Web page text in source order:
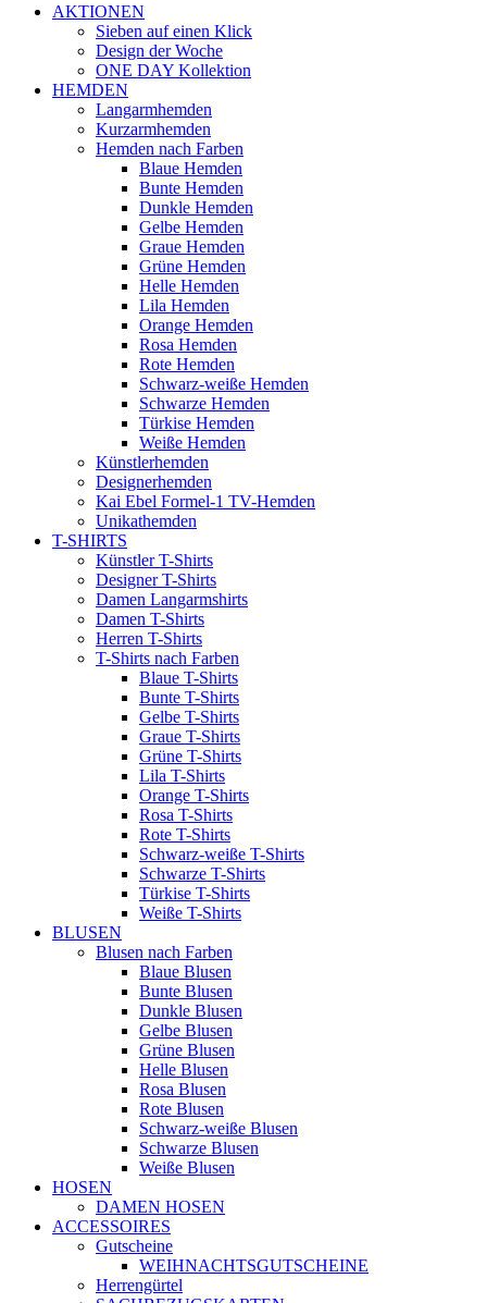
AKTIONEN
Sieben auf einen Klick
Design der Woche
ONE DAY Kollektion
HEMDEN
Langarmhemden
Kurzarmhemden
Hemden nach Farben
Blaue Hemden
Bunte Hemden
Dunkle Hemden
Gelbe Hemden
Graue Hemden
Grüne Hemden
Helle Hemden
Lila Hemden
Orange Hemden
Rosa Hemden
Rote Hemden
Schwarz-weiße Hemden
Schwarze Hemden
Türkise Hemden
Weiße Hemden
Künstlerhemden
Designerhemden
Kai Ebel Formel-1 TV-Hemden
Unikathemden
T-SHIRTS
Künstler T-Shirts
Designer T-Shirts
Damen Langarmshirts
Damen T-Shirts
Herren T-Shirts
T-Shirts nach Farben
Blaue T-Shirts
Bunte T-Shirts
Gelbe T-Shirts
Graue T-Shirts
Grüne T-Shirts
Lila T-Shirts
Orange T-Shirts
Rosa T-Shirts
Rote T-Shirts
Schwarz-weiße T-Shirts
Schwarze T-Shirts
Türkise T-Shirts
Weiße T-Shirts
BLUSEN
Blusen nach Farben
Blaue Blusen
Bunte Blusen
Dunkle Blusen
Gelbe Blusen
Grüne Blusen
Helle Blusen
Rosa Blusen
Rote Blusen
Schwarz-weiße Blusen
Schwarze Blusen
Weiße Blusen
HOSEN
DAMEN HOSEN
ACCESSOIRES
Gutscheine
WEIHNACHTSGUTSCHEINE
Herrengürtel